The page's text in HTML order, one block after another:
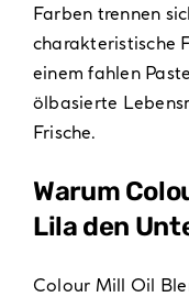
Farben trennen
charakteristische
einem fahlen
ölbasierte
Frische.
Warum
Lila den
Colour Mill Oil